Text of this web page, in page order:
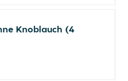
Knoblauch (4